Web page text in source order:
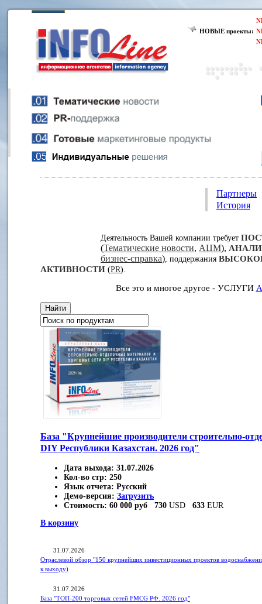
НОВЫЕ проекты:
Партнеры
История
Деятельность Вашей компании требует
(Тематические новости, АЦМ),
бизнес-справка), поддержания
АКТИВНОСТИ (PR).
Все это и многое другое - УСЛУГИ
База "Крупнейшие производители строительно-
DIY Республики Казахстан. 2026 год"
Дата выхода: 31.07.2026
Кол-во стр: 250
Язык отчета: Русский
Демо-версия: Загрузить
Стоимость: 60 000 руб 730 USD 633 EUR
В корзину
31.07.2026
Отраслевой обзор "150 крупнейших инвестиционных проектов
к выходу)
31.07.2026
База "ТОП-200 торговых сетей FMCG РФ. 2026 год"